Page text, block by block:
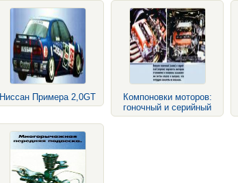
Ниссан Примера 2,0GT
Компоновки моторов:
гоночный и серийный